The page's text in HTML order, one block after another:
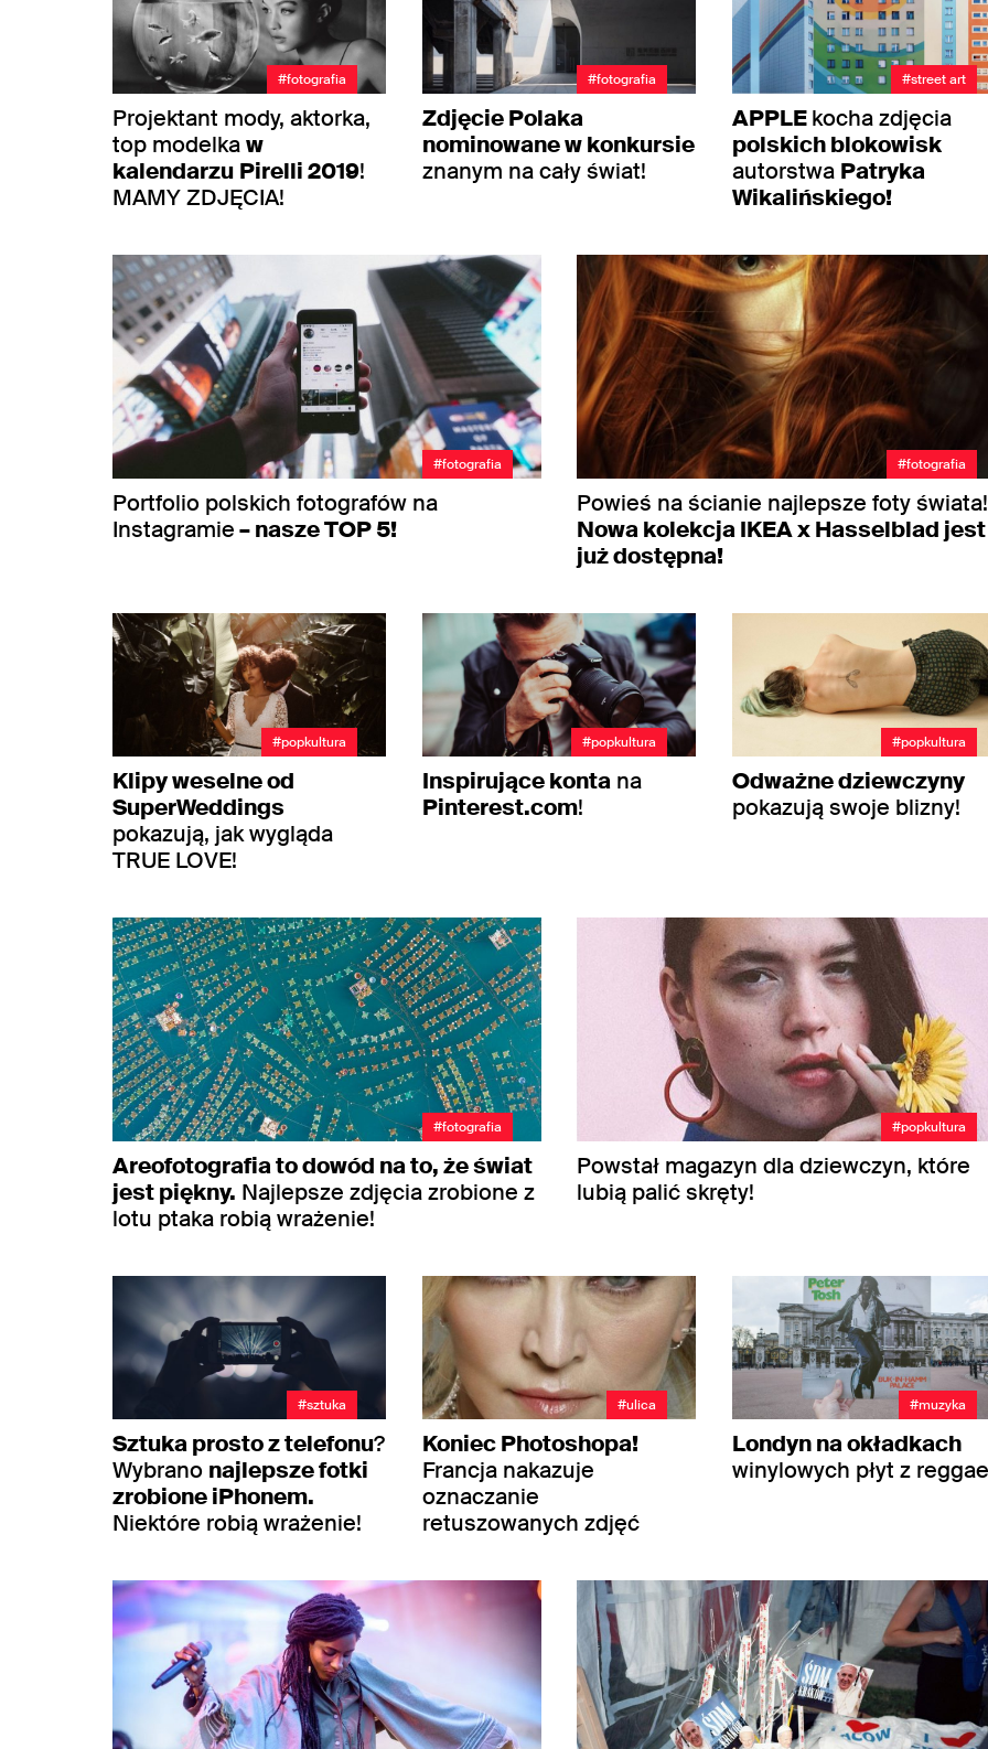
#fotografia
Projektant mody, aktorka,
top modelkaw
kalendarzu Pirelli 2019!
MAMY ZDJĘCIA!
#fotografia
Zdjęcie Polaka
nominowane w konkursie
znanym na cały świat!
#street art
APPLEkocha zdjęcia
polskich blokowisk
autorstwa Patryka
Wikalińskiego!
#fotografia
Portfolio polskich fotografów na
Instagramie– nasze TOP 5!
#fotografia
Powieś na ścianie najlepsze foty świata!
Nowa kolekcja IKEA x Hasselblad jest
już dostępna!
#popkultura
Klipy weselne od
SuperWeddings
pokazują, jak wygląda
TRUE LOVE!
#popkultura
Inspirujące kontana
Pinterest.com!
#popkultura
Odważne dziewczyny
pokazują swoje blizny!
#fotografia
Areofotografia to dowód na to, że świat
jest piękny. Najlepsze zdjęcia zrobione z
lotu ptaka robią wrażenie!
#popkultura
Powstał magazyn dla dziewczyn, które
lubią palić skręty!
#sztuka
Sztuka prosto z telefonu?
Wybrano najlepsze fotki
zrobione iPhonem.
Niektóre robią wrażenie!
#ulica
Koniec Photoshopa!
Francja nakazuje
oznaczanie
retuszowanych zdjęć
#muzyka
Londyn na okładkach
winylowych płyt z reggae